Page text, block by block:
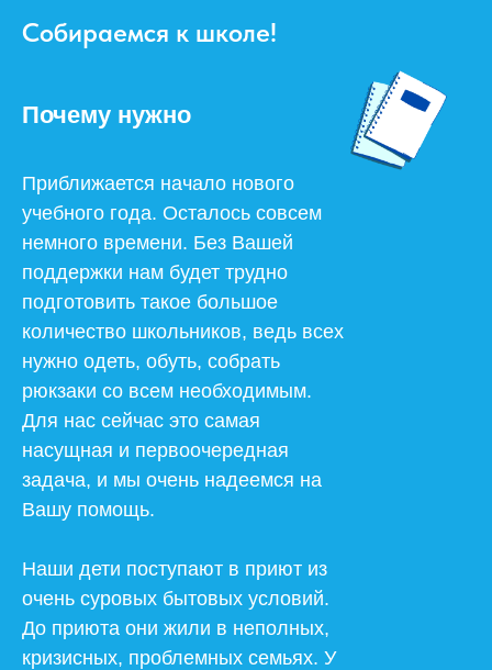
Собираемся к школе!
Приближается начало нового
учебного года. Осталось совсем
немного времени. Без Вашей
поддержки нам будет трудно
подготовить такое большое
количество школьников, ведь всех
нужно одеть, обуть, собрать
рюкзаки со всем необходимым.
Для нас сейчас это самая
насущная и первоочередная
задача, и мы очень надеемся на
Вашу помощь.
Наши дети поступают в приют из
очень суровых бытовых условий.
До приюта они жили в неполных,
кризисных, проблемных семьях. У
Почему нужно